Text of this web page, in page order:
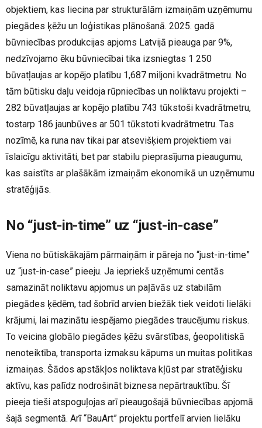
objektiem, kas liecina par strukturālām izmaiņām uzņēmumu
piegādes ķēžu un loģistikas plānošanā. 2025. gadā
būvniecības produkcijas apjoms Latvijā pieauga par 9%,
nedzīvojamo ēku būvniecībai tika izsniegtas 1 250
būvatļaujas ar kopējo platību 1,687 miljoni kvadrātmetru. No
tām būtisku daļu veidoja rūpniecības un noliktavu projekti –
282 būvatļaujas ar kopējo platību 743 tūkstoši kvadrātmetru,
tostarp 186 jaunbūves ar 501 tūkstoti kvadrātmetru. Tas
nozīmē, ka runa nav tikai par atsevišķiem projektiem vai
īslaicīgu aktivitāti, bet par stabilu pieprasījuma pieaugumu,
kas saistīts ar plašākām izmaiņām ekonomikā un uzņēmumu
stratēģijās.
No “just-in-time” uz “just-in-case”
Viena no būtiskākajām pārmaiņām ir pāreja no “just-in-time”
uz “just-in-case” pieeju. Ja iepriekš uzņēmumi centās
samazināt noliktavu apjomus un paļāvās uz stabilām
piegādes ķēdēm, tad šobrīd arvien biežāk tiek veidoti lielāki
krājumi, lai mazinātu iespējamo piegādes traucējumu riskus.
To veicina globālo piegādes ķēžu svārstības, ģeopolitiskā
nenoteiktība, transporta izmaksu kāpums un muitas politikas
izmaiņas. Šādos apstākļos noliktava kļūst par stratēģisku
aktīvu, kas palīdz nodrošināt biznesa nepārtrauktību. Šī
pieeja tieši atspoguļojas arī pieaugošajā būvniecības apjomā
šajā segmentā. Arī “BauArt” projektu portfelī arvien lielāku